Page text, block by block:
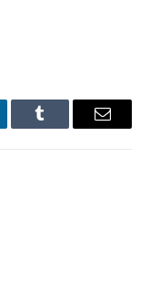
Tumblr Email